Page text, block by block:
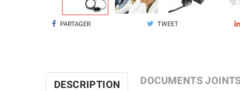
PARTAGER TWEET
DESCRIPTION DOCUMENTS